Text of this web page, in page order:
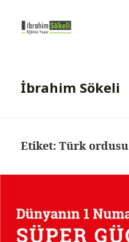
İbrahim Sökeli
Etiket:Türk ordusu